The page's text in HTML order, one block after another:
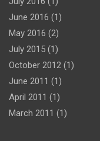
June 2016 (1)
May 2016 (2)
July 2015 (1)
October 2012 (1)
June 2011 (1)
April 2011 (1)
March 2011 (1)